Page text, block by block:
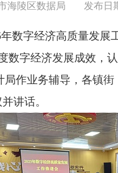
海陵区数据局 发布日
数字经济高质量发展
数字经济发展成效，
作业务辅导，各镇
讲话。